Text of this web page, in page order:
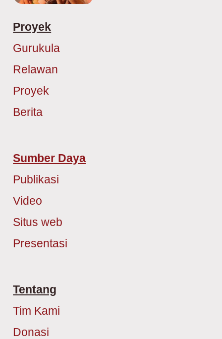
Proyek
Gurukula
Relawan
Proyek
Berita
Sumber Daya
Publikasi
Video
Situs web
Presentasi
Tentang
Tim Kami
Donasi